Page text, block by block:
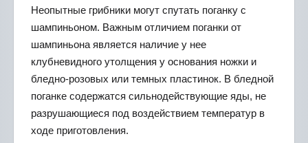
Неопытные грибники могут спутать поганку с
шампиньоном. Важным отличием поганки от
шампиньона является наличие у нее
клубневидного утолщения у основания ножки и
бледно-розовых или темных пластинок. В бледной
поганке содержатся сильнодействующие яды, не
разрушающиеся под воздействием температур в
ходе приготовления.